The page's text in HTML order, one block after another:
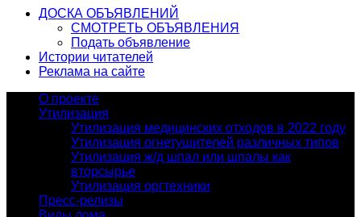
ДОСКА ОБЪЯВЛЕНИЙ
СМОТРЕТЬ ОБЪЯВЛЕНИЯ
Подать объявление
Истории читателей
Реклама на сайте
О проекте
Утилизация
Утилизация медицинских отходов в 2022 году
Утилизация огнетушителей различных типов
Утилизация ж/д шпал или шпалы как
вторсырье
Утилизация оргтехники
Пресс-релизы